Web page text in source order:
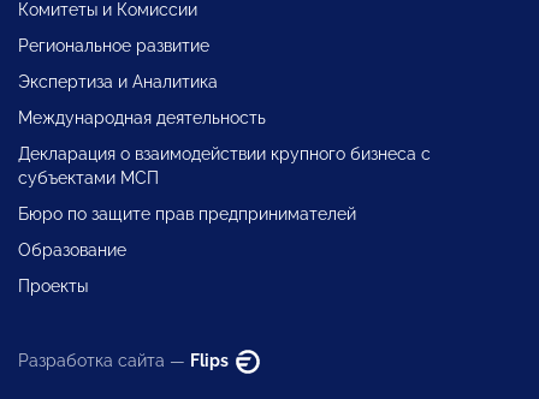
Комитеты и Комиссии
Региональное развитие
Экспертиза и Аналитика
Международная деятельность
Декларация о взаимодействии крупного бизнеса с
субъектами МСП
Бюро по защите прав предпринимателей
Образование
Проекты
Разработка сайта — Flips